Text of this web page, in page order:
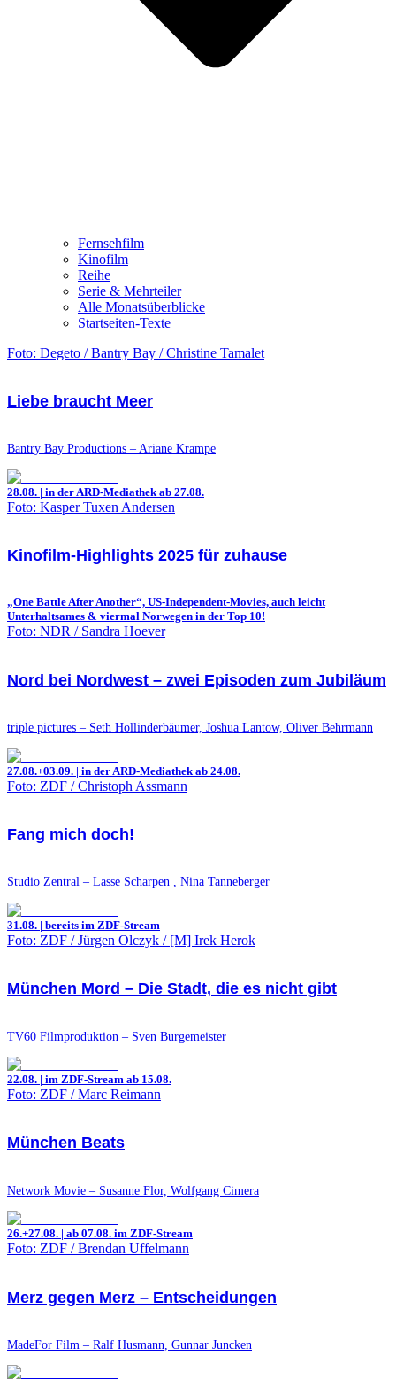
Fernsehfilm
Kinofilm
Reihe
Serie & Mehrteiler
Alle Monatsüberblicke
Startseiten-Texte
Foto: Degeto / Bantry Bay / Christine Tamalet
Liebe braucht Meer
Bantry Bay Productions – Ariane Krampe
28.08. | in der ARD-Mediathek ab 27.08.
Foto: Kasper Tuxen Andersen
Kinofilm-Highlights 2025 für zuhause
„One Battle After Another“, US-Independent-Movies, auch leicht
Unterhaltsames & viermal Norwegen in der Top 10!
Foto: NDR / Sandra Hoever
Nord bei Nordwest – zwei Episoden zum Jubiläum
triple pictures – Seth Hollinderbäumer, Joshua Lantow, Oliver Behrmann
27.08.+03.09. | in der ARD-Mediathek ab 24.08.
Foto: ZDF / Christoph Assmann
Fang mich doch!
Studio Zentral – Lasse Scharpen , Nina Tanneberger
31.08. | bereits im ZDF-Stream
Foto: ZDF / Jürgen Olczyk / [M] Irek Herok
München Mord – Die Stadt, die es nicht gibt
TV60 Filmproduktion – Sven Burgemeister
22.08. | im ZDF-Stream ab 15.08.
Foto: ZDF / Marc Reimann
München Beats
Network Movie – Susanne Flor, Wolfgang Cimera
26.+27.08. | ab 07.08. im ZDF-Stream
Foto: ZDF / Brendan Uffelmann
Merz gegen Merz – Entscheidungen
MadeFor Film – Ralf Husmann, Gunnar Juncken